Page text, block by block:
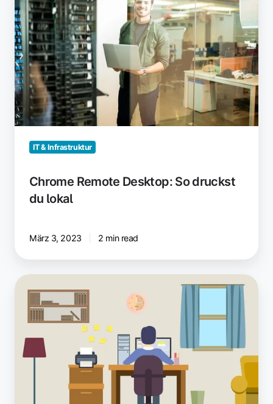
So
druckst
du
lokal
IT & Infrastruktur
Chrome Remote Desktop: So druckst
du lokal
März 3, 2023 2 min read
So
druckst
einfach
von
Remote